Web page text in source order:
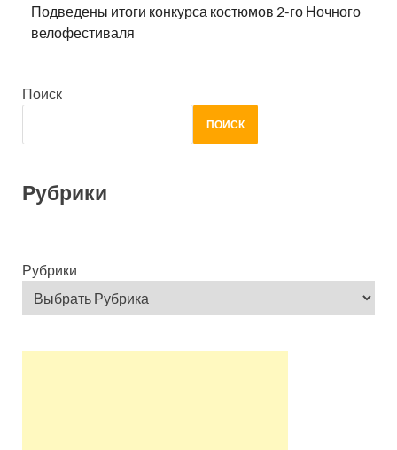
Подведены итоги конкурса костюмов 2-го Ночного
велофестиваля
Поиск
ПОИСК
Рубрики
Рубрики